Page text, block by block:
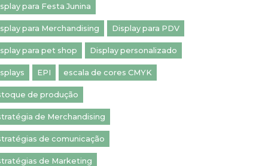
para Festa Junina
para Merchandising Display para PDV
para pet shop Display personalizado
EPI escala de cores CMYK
de produção
de Merchandising
de comunicação
de Marketing